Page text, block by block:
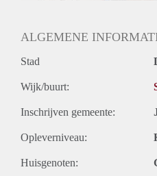
ALGEMENE
Stad
Wijk/buurt:
Inschrijven gemeente:
Opleverniveau:
Huisgenoten: